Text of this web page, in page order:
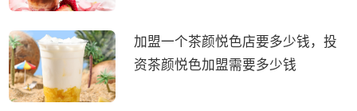
加盟一个茶颜悦色店要多少钱，投
资茶颜悦色加盟需要多少钱